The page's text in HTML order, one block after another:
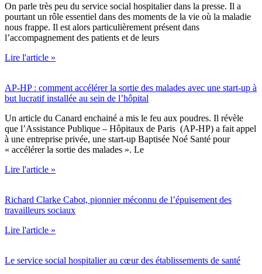
On parle très peu du service social hospitalier dans la presse. Il a
pourtant un rôle essentiel dans des moments de la vie où la maladie
nous frappe. Il est alors particulièrement présent dans
l’accompagnement des patients et de leurs
Lire l'article »
AP-HP : comment accélérer la sortie des malades avec une start-up à
but lucratif installée au sein de l’hôpital
Un article du Canard enchainé a mis le feu aux poudres. Il révèle
que l’Assistance Publique – Hôpitaux de Paris (AP-HP) a fait appel
à une entreprise privée, une start-up Baptisée Noé Santé pour
« accélérer la sortie des malades ». Le
Lire l'article »
Richard Clarke Cabot, pionnier méconnu de l’épuisement des
travailleurs sociaux
Lire l'article »
Le service social hospitalier au cœur des établissements de santé